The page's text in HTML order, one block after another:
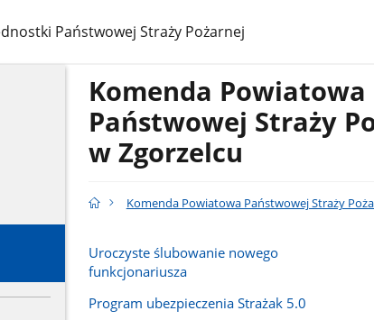
Państwowej Straży Pożarnej
Komenda Powiatowa
Państwowej Straży
w Zgorzelcu
Komenda Powiatowa Państwowej Straży
Uroczyste ślubowanie nowego
funkcjonariusza
Program ubezpieczenia Strażak 5.0